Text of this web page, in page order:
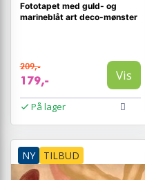
Fototapet med guld- og
marineblåt art deco-mønster
209,-
179,- Vis
På lager
NY TILBUD